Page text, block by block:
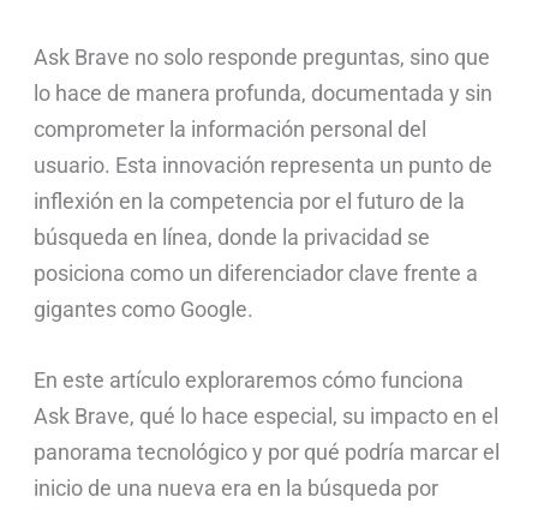
Ask Brave no solo responde preguntas, sino que
lo hace de manera profunda, documentada y sin
comprometer la información personal del
usuario. Esta innovación representa un punto de
inflexión en la competencia por el futuro de la
búsqueda en línea, donde la privacidad se
posiciona como un diferenciador clave frente a
gigantes como Google.
En este artículo exploraremos cómo funciona
Ask Brave, qué lo hace especial, su impacto en el
panorama tecnológico y por qué podría marcar el
inicio de una nueva era en la búsqueda por